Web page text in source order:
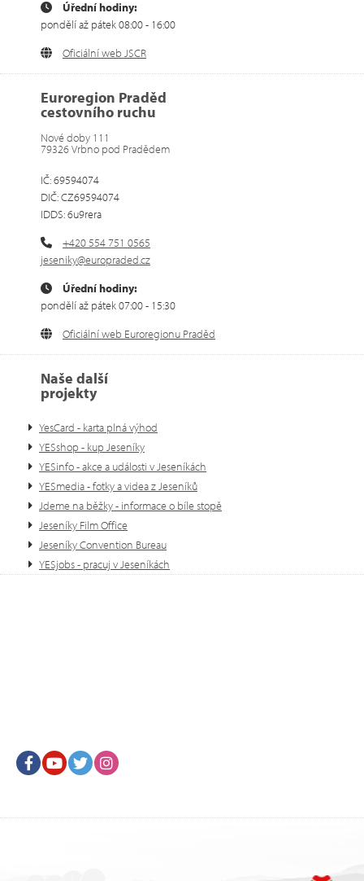
Úřední hodiny:
pondělí až pátek 08:00 - 16:00
Oficiální web JSCR
Euroregion Praděd
cestovního ruchu
Nové doby 111
79326 Vrbno pod Pradědem
IČ: 69594074
DIČ: CZ69594074
IDDS: 6u9rera
+420 554 751 0565
jeseniky@europraded.cz
Úřední hodiny:
pondělí až pátek 07:00 - 15:30
Oficiální web Euroregionu Praděd
Naše další
projekty
YesCard - karta plná výhod
YESshop - kup Jeseníky
YESinfo - akce a události v Jeseníkách
YESmedia - fotky a videa z Jeseníků
Jdeme na běžky - informace o bíle stopě
Jeseníky Film Office
Jeseníky Convention Bureau
YESjobs - pracuj v Jeseníkách
FacebookYoutubeTwitter